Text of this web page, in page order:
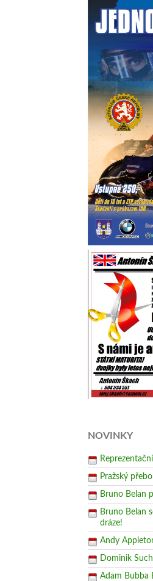
NOVINKY
Pražský
Bruno Belan
Bruno Belan
dráze!
Andy
Dominik
Adam Bubba